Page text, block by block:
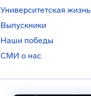
Университетская жизнь
Выпускники
Наши победы
СМИ о нас